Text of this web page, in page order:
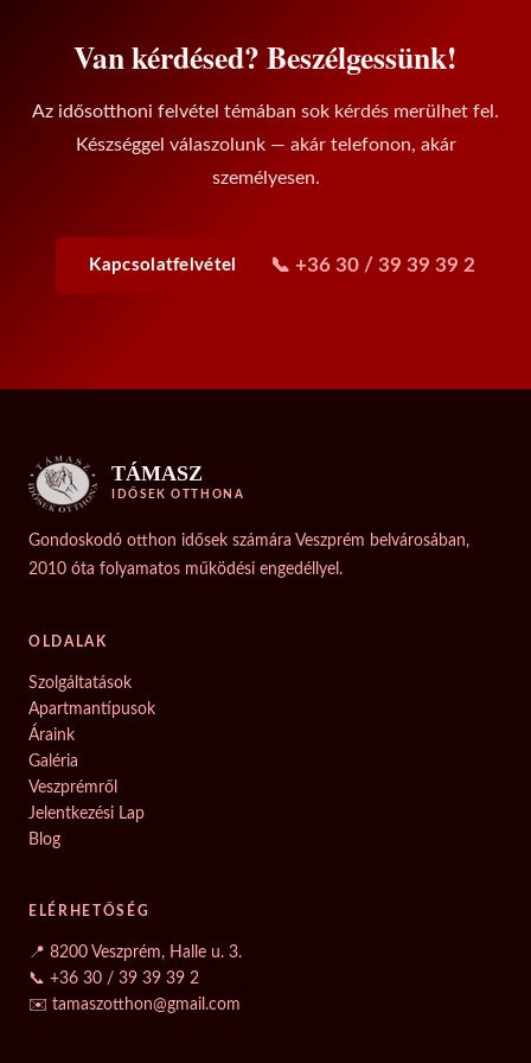
Van kérdésed? Beszélgessünk!
Az idősotthoni felvétel témában sok kérdés merülhet fel.
Készséggel válaszolunk — akár telefonon, akár
személyesen.
Kapcsolatfelvétel 📞 +36 30 / 39 39 39 2
TÁMASZ
IDŐSEK OTTHONA
Gondoskodó otthon idősek számára Veszprém belvárosában,
2010 óta folyamatos működési engedéllyel.
OLDALAK
Szolgáltatások
Apartmantípusok
Áraink
Galéria
Veszprémről
Jelentkezési Lap
Blog
ELÉRHETŐSÉG
📍 8200 Veszprém, Halle u. 3.
📞 +36 30 / 39 39 39 2
✉️ tamaszotthon@gmail.com